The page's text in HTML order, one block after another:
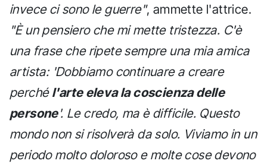
invece ci sono le guerre", ammette l'attrice.
"È un pensiero che mi mette tristezza. C'è
una frase che ripete sempre una mia amica
artista: 'Dobbiamo continuare a creare
perché l'arte eleva la coscienza delle
persone'. Le credo, ma è difficile. Questo
mondo non si risolverà da solo. Viviamo in un
periodo molto doloroso e molte cose devono